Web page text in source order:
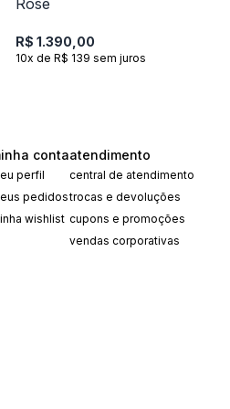
R$ 1.390,00
10x de R$ 139 sem juros
conta
perfil
pedidos
wishlist
atendimento
central de atendimento
trocas e devoluções
cupons e promoções
vendas corporativas